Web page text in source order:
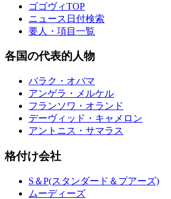
ゴゴヴィTOP
ニュース日付検索
要人・項目一覧
各国の代表的人物
バラク・オバマ
アンゲラ・メルケル
フランソワ・オランド
デーヴィッド・キャメロン
アントニス・サマラス
格付け会社
S＆P(スタンダード＆プアーズ)
ムーディーズ